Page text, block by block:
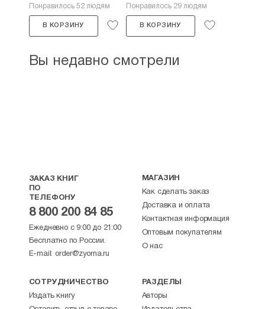
Понравилось 52 людям
В КОРЗИНУ
Понравилось 29 людям
В КОРЗИНУ
Вы недавно смотрели
ЗАКАЗ КНИГ
ПО
ТЕЛЕФОНУ
8 800 200 84 85
Ежедневно с 9:00 до 21:00
Бесплатно по России.
E-mail: order@zyorna.ru
МАГАЗИН
Как сделать заказ
Доставка и оплата
Контактная информация
Оптовым покупателям
О нас
СОТРУДНИЧЕСТВО
Издать книгу
РАЗДЕЛЫ
Авторы